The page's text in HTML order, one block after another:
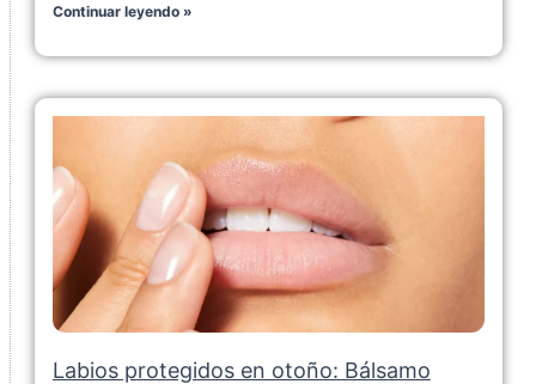
Continuar leyendo »
Labios protegidos en otoño: Bálsamo